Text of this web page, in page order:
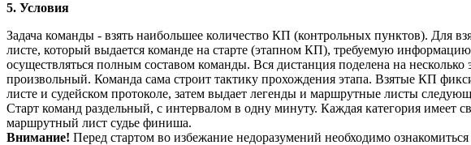
5. Условия
Задача команды - взять наибольшее количество КП (контрольных пунктов). Для
листе, который выдается команде на старте (этапном КП), требуемую
осуществляться полным составом команды. Вся дистанция поделена на
произвольный. Команда сама строит тактику прохождения этапа. Взятые КП
листе и судейском протоколе, затем выдает легенды и маршрутные листы
Старт команд раздельный, с интервалом в одну минуту. Каждая категория
маршрутный лист судье финиша.
Внимание! Перед стартом во избежание недоразумений необходимо